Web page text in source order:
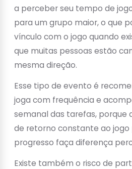
a perceber seu tempo de
para um grupo maior, o que
vínculo com o jogo quando
que muitas pessoas estão
mesma direção.
Esse tipo de evento é
joga com frequência e
semanal das tarefas, porque
de retorno constante ao jogo
progresso faça diferença
Existe também o risco de